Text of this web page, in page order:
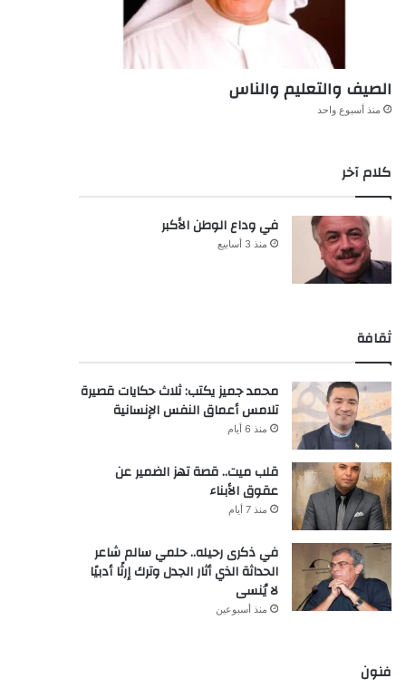
الصيف والتعليم والناس
منذ أسبوع واحد
كلام آخر
في وداع الوطن الأكبر
منذ 3 أسابيع
ثقافة
محمد جميز يكتب: ثلاث حكايات قصيرة
تلامس أعماق النفس الإنسانية
منذ 6 أيام
قلب ميت.. قصة تهز الضمير عن
عقوق الأبناء
منذ 7 أيام
في ذكرى رحيله.. حلمي سالم شاعر
الحداثة الذي أثار الجدل وترك إرثًا أدبيًا
لا يُنسى
منذ أسبوعين
فنون